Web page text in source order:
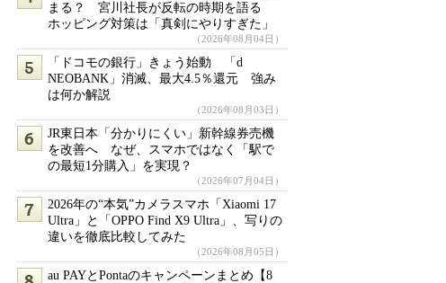
まる？ 宮川社長が反転の時期を語る
ホッピング対策は「真剣にやりすぎた」
（2026年08月04日）
「ドコモの銀行」きょう始動 「d
NEOBANK」消滅、最大4.5％還元 強み
は何か解説
（2026年08月03日）
JR東日本「分かりにくい」新幹線券売機
を改善へ なぜ、スマホではなく「駅で
の最短1分購入」を実現？
（2026年07月04日）
2026年の“本気”カメラスマホ「Xiaomi 17
Ultra」と「OPPO Find X9 Ultra」、写りの
違いを徹底比較してみた
（2026年08月05日）
au PAYとPontaのキャンペーンまとめ【8